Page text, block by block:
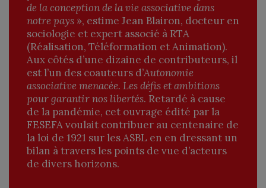
de la conception de la vie associative dans
notre pays », estime Jean Blairon, docteur en
sociologie et expert associé à RTA
(Réalisation, Téléformation et Animation).
Aux côtés d’une dizaine de contributeurs, il
est l’un des coauteurs d’Autonomie
associative menacée. Les défis et ambitions
pour garantir nos libertés. Retardé à cause
de la pandémie, cet ouvrage édité par la
FESEFA voulait contribuer au centenaire de
la loi de 1921 sur les ASBL en en dressant un
bilan à travers les points de vue d’acteurs
de divers horizons.